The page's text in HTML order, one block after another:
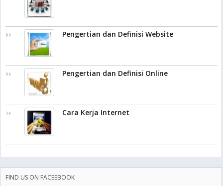
Pengertian dan Definisi Website
Pengertian dan Definisi Online
Cara Kerja Internet
FIND US ON FACEEBOOK